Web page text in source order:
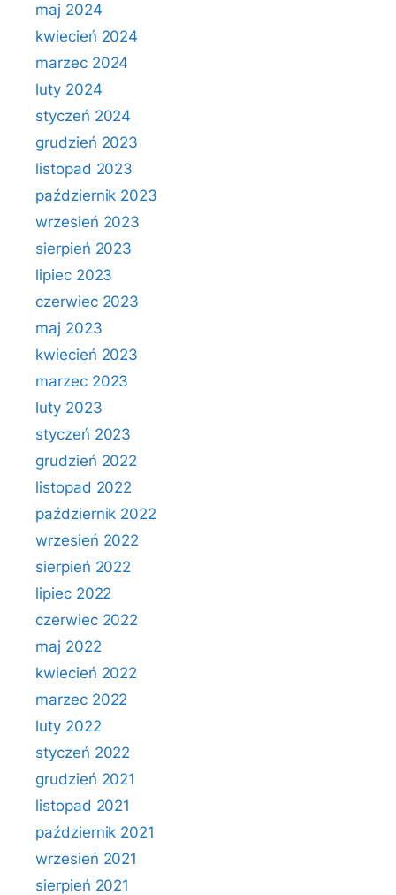
maj 2024
kwiecień 2024
marzec 2024
luty 2024
styczeń 2024
grudzień 2023
listopad 2023
październik 2023
wrzesień 2023
sierpień 2023
lipiec 2023
czerwiec 2023
maj 2023
kwiecień 2023
marzec 2023
luty 2023
styczeń 2023
grudzień 2022
listopad 2022
październik 2022
wrzesień 2022
sierpień 2022
lipiec 2022
czerwiec 2022
maj 2022
kwiecień 2022
marzec 2022
luty 2022
styczeń 2022
grudzień 2021
listopad 2021
październik 2021
wrzesień 2021
sierpień 2021